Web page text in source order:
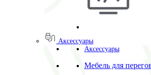
Аксессуары
Аксессуары
Мебель для